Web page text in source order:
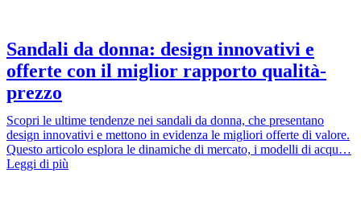
Sandali da donna: design innovativi e
offerte con il miglior rapporto qualità-
prezzo
Scopri le ultime tendenze nei sandali da donna, che presentano
design innovativi e mettono in evidenza le migliori offerte di valore.
Questo articolo esplora le dinamiche di mercato, i modelli di acqu…
Leggi di più